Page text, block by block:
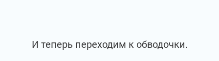
И теперь переходим к обводочки.